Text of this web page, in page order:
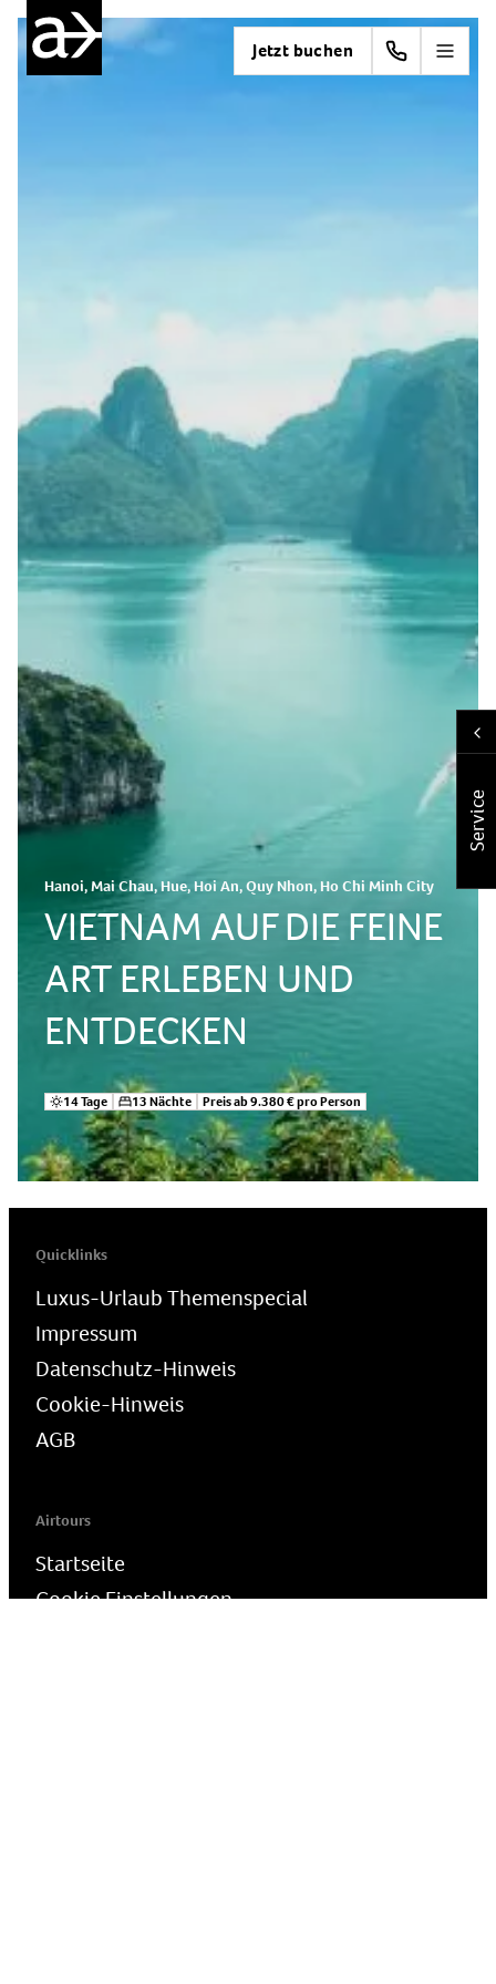
Jetzt buchen
Service
Hanoi, Mai Chau, Hue, Hoi An, Quy Nhon, Ho Chi Minh City
VIETNAM AUF DIE FEINE
ART ERLEBEN UND
ENTDECKEN
14 Tage 13 Nächte Preis ab 9.380 € pro Person
Quicklinks
Luxus-Urlaub Themenspecial
Impressum
Datenschutz-Hinweis
Cookie-Hinweis
AGB
Airtours
Startseite
Cookie Einstellungen